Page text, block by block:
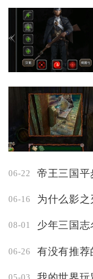
06-22 帝王三国平
06-16 为什么影之
08-01 少年三国
06-26